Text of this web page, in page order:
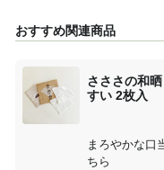
おすすめ関連商品
さささの和
すい 2枚入
まろやかな口
ちら